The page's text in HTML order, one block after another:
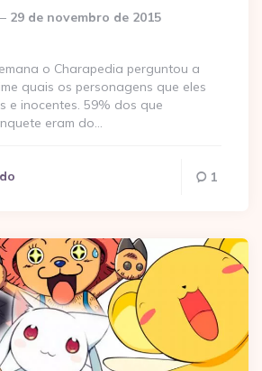
29 de novembro de 2015
o Charapedia perguntou a
quais os personagens que eles
e inocentes. 59% dos que
eram do…
1